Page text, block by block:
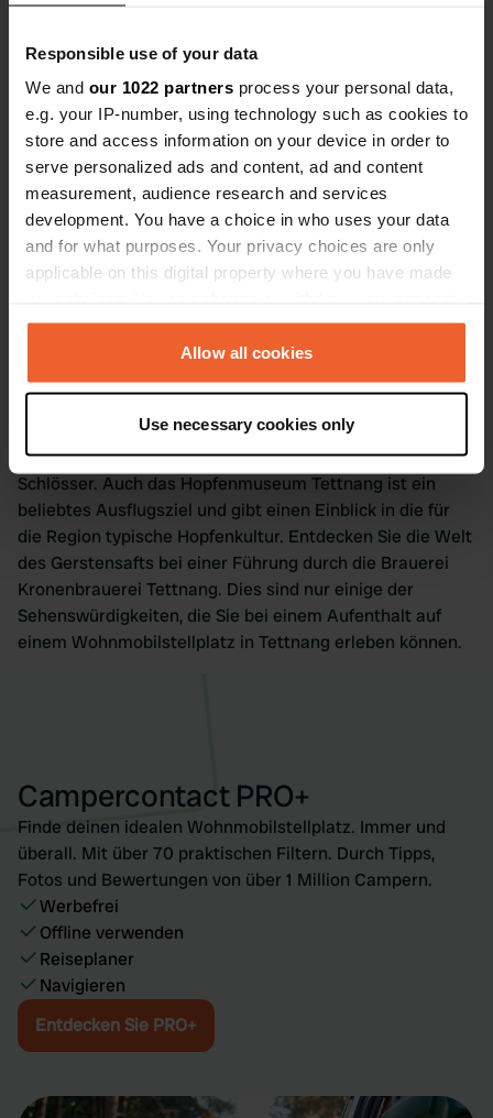
Responsible use of your data
We and our 1022 partners process your personal data,
e.g. your IP-number, using technology such as cookies to
store and access information on your device in order to
serve personalized ads and content, ad and content
measurement, audience research and services
development. You have a choice in who uses your data
and for what purposes. Your privacy choices are only
applicable on this digital property where you have made
any time from the Cookie Declaration or by clicking on
the Privacy trigger icon.
Collect information about your geographical location
which can be accurate to within several meters
Identify your device by actively scanning it for
specific characteristics (fingerprinting)
Find out more about how your personal data is processed
and set your preferences in the details section.
We use cookies to personalise content and ads, to
provide social media features and to analyse our traffic.
of their services.
Allow all cookies
Use necessary cookies only
Im Spätsommer, zur Hopfenernte, sollten Sie die
überzeugt die Gegend mit ruhigen, verschneiten
Landschaften und bietet sich für Wintersportarten an.
Unabhängig von der Jahreszeit, ein Besuch von Tettnang
mit dem Wohnmobil ist immer lohnenswert.
Sehenswürdigkeiten in Tettnang
Nutzen Sie die Anziehungskraft der
Wohnmobilstellplätze Tettnang und lassen Sie sich von
überraschen. Verbinden Sie entspanntes Reisen in Ihrem
Wohnmobil mit einem Besuch im Gehrenberg-Bodensee-
Naturpark und bestaunen Sie die wunderschönen
durch die historische Altstadt Tettnangs und bewundern
Sie die architektonischen Meisterwerke der Tettnanger
Schlösser. Auch das Hopfenmuseum Tettnang ist ein
beliebtes Ausflugsziel und gibt einen Einblick in die für
die Region typische Hopfenkultur. Entdecken Sie die Welt
des Gerstensafts bei einer Führung durch die Brauerei
Kronenbrauerei Tettnang. Dies sind nur einige der
Sehenswürdigkeiten, die Sie bei einem Aufenthalt auf
einem Wohnmobilstellplatz in Tettnang erleben können.
Campercontact PRO+
Finde deinen idealen Wohnmobilstellplatz. Immer und
überall. Mit über 70 praktischen Filtern. Durch Tipps,
Fotos und Bewertungen von über 1 Million Campern.
Werbefrei
Offline verwenden
Reiseplaner
Navigieren
Entdecken Sie PRO+